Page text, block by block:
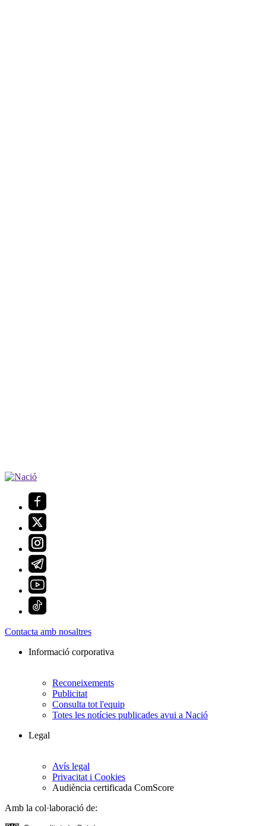
Contacta amb nosaltres
Informació corporativa
Reconeixements
Publicitat
Consulta tot l'equip
Totes les notícies publicades avui a Nació
Legal
Avís legal
Privacitat i Cookies
Audiència certificada ComScore
Amb la col·laboració de: